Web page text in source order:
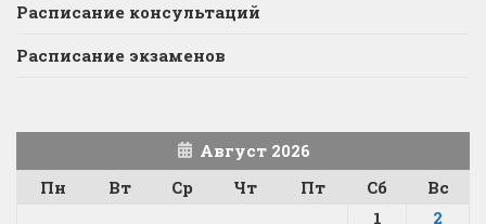
Расписание консультаций
Расписание экзаменов
Август 2026
Пн
Вт Ср Чт Пт Сб
Вс
1
2